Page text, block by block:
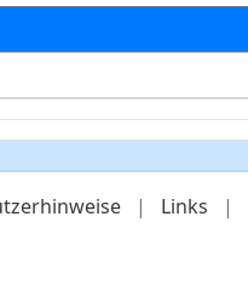
| Links |